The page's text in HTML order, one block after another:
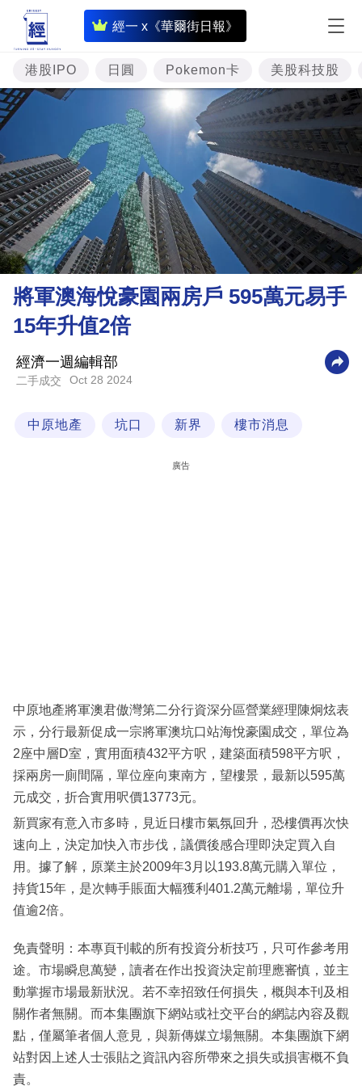
經一 x《華爾街日報》
即
時
財
經
題
投
資
樓
市
理
財
商
業
科
區
港股IPO 日圓 Pokemon卡 美股科技股
將軍澳海悅豪園兩房戶 595萬元易手
15年升值2倍
經濟一週編輯部
二手成交 Oct 28 2024
中原地產 坑口 新界 樓市消息
廣告
中原地產將軍澳君傲灣第二分行資深分區營業經理陳炯炫表
示，分行最新促成一宗將軍澳坑口站海悅豪園成交，單位為
2座中層D室，實用面積432平方呎，建築面積598平方呎，
採兩房一廁間隔，單位座向東南方，望樓景，最新以595萬
元成交，折合實用呎價13773元。
新買家有意入市多時，見近日樓市氣氛回升，恐樓價再次快
速向上，決定加快入市步伐，議價後感合理即決定買入自
用。據了解，原業主於2009年3月以193.8萬元購入單位，
持貨15年，是次轉手賬面大幅獲利401.2萬元離場，單位升
值逾2倍。
免責聲明：本專頁刊載的所有投資分析技巧，只可作參考用
途。市場瞬息萬變，讀者在作出投資決定前理應審慎，並主
動掌握市場最新狀況。若不幸招致任何損失，概與本刊及相
關作者無關。而本集團旗下網站或社交平台的網誌內容及觀
點，僅屬筆者個人意見，與新傳媒立場無關。本集團旗下網
站對因上述人士張貼之資訊內容所帶來之損失或損害概不負
責。